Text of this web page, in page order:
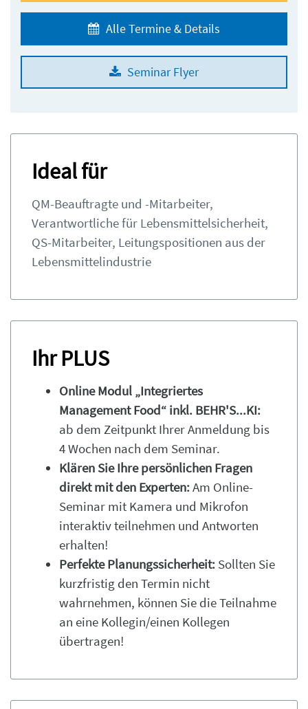
Alle Termine & Details
Seminar Flyer
Ideal für
QM-Beauftragte und -Mitarbeiter,
Verantwortliche für Lebensmittelsicherheit,
QS-Mitarbeiter, Leitungspositionen aus der
Lebensmittelindustrie
Ihr PLUS
Online Modul „Integriertes
Management Food“ inkl. BEHR'S...KI:
ab dem Zeitpunkt Ihrer Anmeldung bis
4 Wochen nach dem Seminar.
Klären Sie Ihre persönlichen Fragen
direkt mit den Experten:Am Online-
Seminar mit Kamera und Mikrofon
interaktiv teilnehmen und Antworten
erhalten!
Perfekte Planungssicherheit: Sollten Sie
kurzfristig den Termin nicht
wahrnehmen, können Sie die Teilnahme
an eine Kollegin/einen Kollegen
übertragen!